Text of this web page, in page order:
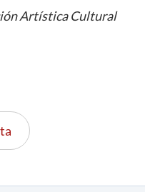
Artística Cultural